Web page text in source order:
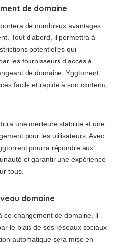
de domaine
de nombreux avantages
Tout d’abord, il permettra à
potentielles qui
les fournisseurs d’accès à
de domaine, Yggtorrent
facile et rapide à son contenu,
une meilleure stabilité et une
pour les utilisateurs. Avec
pourra répondre aux
et garantir une expérience
tous.
domaine
ce changement de domaine, il
le biais de ses réseaux sociaux
automatique sera mise en